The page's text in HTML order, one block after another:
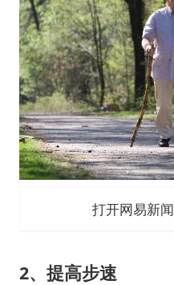
打开网易新
2、提高步速